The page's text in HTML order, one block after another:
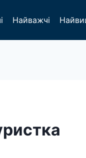
Найважчі